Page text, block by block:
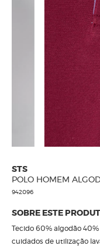
STS
POLO HOMEM
942096
SOBRE ESTE
Tecido 60% algodão
cuidados de utilização